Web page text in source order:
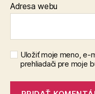
Adresa webu
Uložiť moje meno, e-
prehliadači pre moje